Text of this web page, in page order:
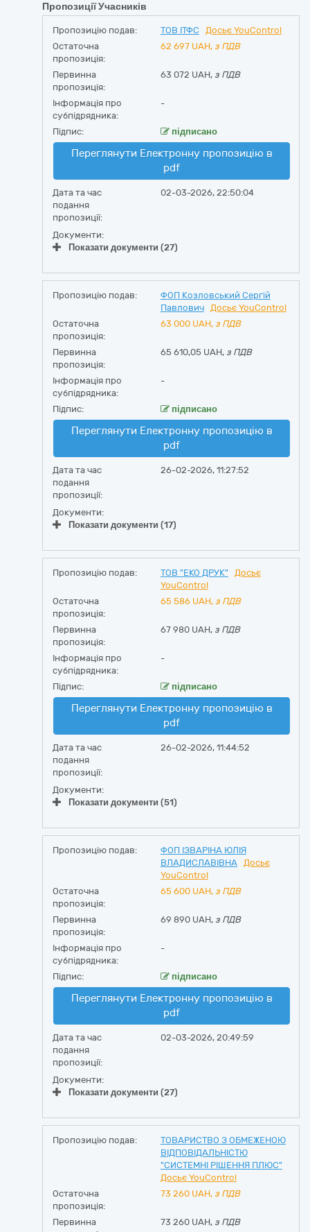
Пропозиції Учасників
Пропозицію подав: ТОВ ІТФС
Досьє YouControl
Остаточна
пропозиція:
62 697 UAH, з ПДВ
Первинна
пропозиція:
63 072 UAH, з ПДВ
Інформація про
субпідрядника:
-
Підпис: підписано
Переглянути Електронну пропозицію в
pdf
Дата та час
подання
пропозиції:
02-03-2026, 22:50:04
Документи:
Показати документи (27)
Пропозицію подав:
ФОП Козловський Сергій
Павлович
Досьє YouControl
Остаточна
пропозиція:
63 000 UAH, з ПДВ
Первинна
пропозиція:
65 610,05 UAH, з ПДВ
Інформація про
субпідрядника:
-
Підпис: підписано
Переглянути Електронну пропозицію в
pdf
Дата та час
подання
пропозиції:
26-02-2026, 11:27:52
Документи:
Показати документи (17)
Пропозицію подав: ТОВ "ЕКО ДРУК"
Досьє
YouControl
Остаточна
пропозиція:
65 586 UAH, з ПДВ
Первинна
пропозиція:
67 980 UAH, з ПДВ
Інформація про
субпідрядника:
-
Підпис: підписано
Переглянути Електронну пропозицію в
pdf
Дата та час
подання
пропозиції:
26-02-2026, 11:44:52
Документи:
Показати документи (51)
Пропозицію подав:
ФОП ІЗВАРІНА ЮЛІЯ
ВЛАДИСЛАВІВНА
Досьє
YouControl
Остаточна
пропозиція:
65 600 UAH, з ПДВ
Первинна
пропозиція:
69 890 UAH, з ПДВ
Інформація про
субпідрядника:
-
Підпис: підписано
Переглянути Електронну пропозицію в
pdf
Дата та час
подання
пропозиції:
02-03-2026, 20:49:59
Документи:
Показати документи (27)
Пропозицію подав:
ТОВАРИСТВО З ОБМЕЖЕНОЮ
ВІДПОВІДАЛЬНІСТЮ
"СИСТЕМНІ РІШЕННЯ ПЛЮС"
Досьє YouControl
Остаточна
пропозиція:
73 260 UAH, з ПДВ
Первинна
73 260 UAH, з ПДВ